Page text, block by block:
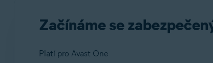
Začínáme se
Platí pro Avast One